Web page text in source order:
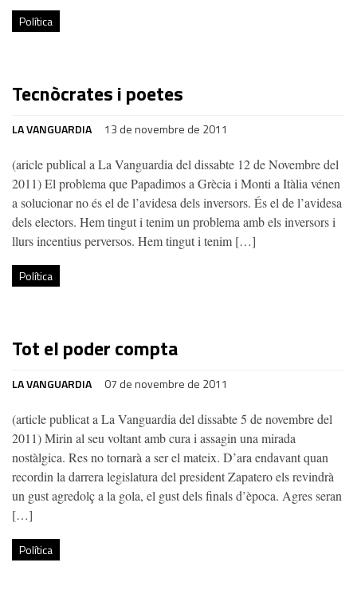
Política
Tecnòcrates i poetes
LA VANGUARDIA 13 de novembre de 2011
(aricle publical a La Vanguardia del dissabte 12 de Novembre del
2011) El problema que Papadimos a Grècia i Monti a Itàlia vénen
a solucionar no és el de l’avidesa dels inversors. És el de l’avidesa
dels electors. Hem tingut i tenim un problema amb els inversors i
llurs incentius perversos. Hem tingut i tenim […]
Política
Tot el poder compta
LA VANGUARDIA 07 de novembre de 2011
(article publicat a La Vanguardia del dissabte 5 de novembre del
2011) Mirin al seu voltant amb cura i assagin una mirada
nostàlgica. Res no tornarà a ser el mateix. D’ara endavant quan
recordin la darrera legislatura del president Zapatero els revindrà
un gust agredolç a la gola, el gust dels finals d’època. Agres seran
[…]
Política